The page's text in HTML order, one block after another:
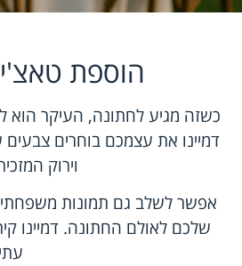
הוספת
כשזה מגיע לחתונה, העיקר הוא
דמיינו את עצמכם בוחרים צבעים
וירוק
אפשר לשלב גם תמונות
שלכם לאולם החתונה. דמיינו